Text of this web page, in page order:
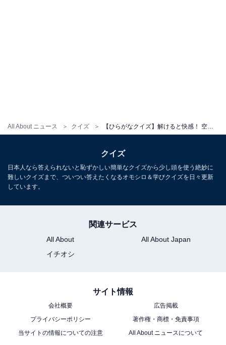
All About ニュース クイズ
クイズ
日本人なら答えられないと恥ずかしい簡単なクイズから少し頭を使う絶妙に
難しいクイズまで、ついつい答えたくなるオモシロ＆学びクイズを日々更新
しています。
関連サービス
All About
All About Japan
イチオシ
サイト情報
会社概要
広告掲載
プライバシーポリシー
著作権・商標・免責事項
当サイトの情報についての注意
All About ニュースについて